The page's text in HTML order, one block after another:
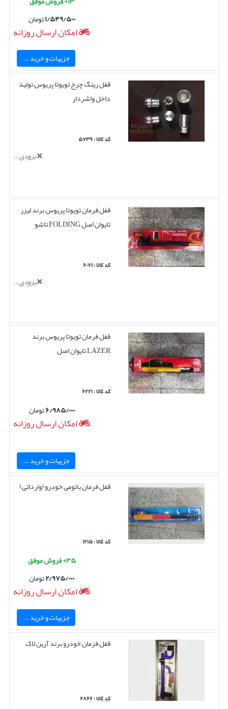
۱/۵۴۹/۵۰۰تومان
امکان ارسال روزانه
جزییات و خرید ...
قفل رینگ چرخ تویوتا پریوس تولید
داخل واشردار
کد کالا : ۵۷۳۹
بزودی...
قفل فرمان تویوتا پریوس برند لیزر
تایوان اصل FOLDING تاشو
کد کالا : ۶۰۷۱
بزودی...
قفل فرمان تویوتا پریوس برند
LAZER تایوان اصل
کد کالا : ۶۲۲۱
۶/۹۸۵/۰۰۰تومان
امکان ارسال روزانه
جزییات و خرید ...
قفل فرمان باتومی خودرو (وارداتی)
کد کالا : ۱۲۱۵
۳۵+ فروش موفق
۲/۹۷۵/۰۰۰تومان
امکان ارسال روزانه
جزییات و خرید ...
قفل فرمان خودرو برند آرین لاک
کد کالا : ۲۸۶۶